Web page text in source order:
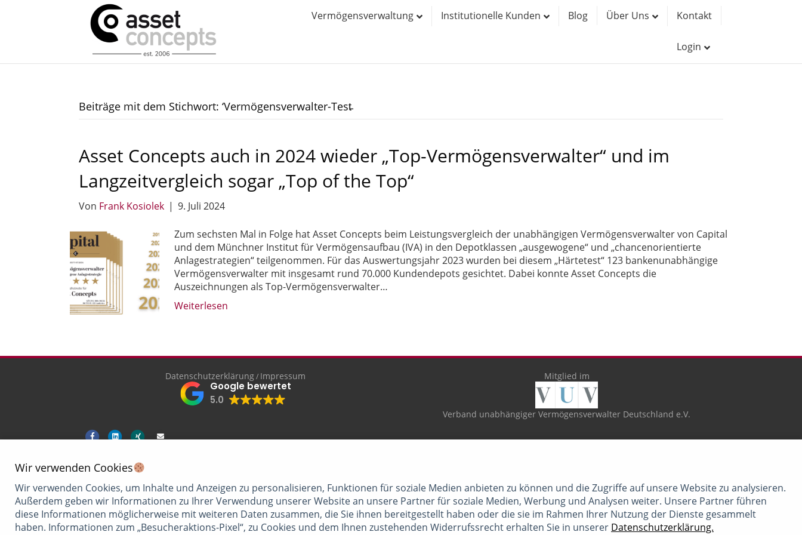
Vermögensverwaltung Institutionelle Kunden Blog Über Uns Kontakt
Login
Beiträge mit dem Stichwort: ‘Vermögensverwalter-Test̵
Asset Concepts auch in 2024 wieder „Top-Vermögensverwalter“ und im
Langzeitvergleich sogar „Top of the Top“
Von Frank Kosiolek | 9. Juli 2024
Zum sechsten Mal in Folge hat Asset Concepts beim Leistungsvergleich der unabhängigen Vermögensverwalter von Capital
und dem Münchner Institut für Vermögensaufbau (IVA) in den Depotklassen „ausgewogene“ und „chancenorientierte
Anlagestrategien“ teilgenommen. Für das Auswertungsjahr 2023 wurden bei diesem „Härtetest“ 123 bankenunabhängige
Vermögensverwalter mit insgesamt rund 70.000 Kundendepots gesichtet. Dabei konnte Asset Concepts die
Auszeichnungen als Top-Vermögensverwalter…
Weiterlesen
Datenschutzerklärung/ Impressum
Google bewertet
5.0
FacebookLinkedinXing Email
Mitglied im
Verband unabhängiger Vermögensverwalter Deutschland e.V.
Wir verwenden Cookies
Wir verwenden Cookies, um Inhalte und Anzeigen zu personalisieren, Funktionen für soziale Medien anbieten zu können und die Zugriffe auf unsere Website zu analysieren.
Außerdem geben wir Informationen zu Ihrer Verwendung unserer Website an unsere Partner für soziale Medien, Werbung und Analysen weiter. Unsere Partner führen
diese Informationen möglicherweise mit weiteren Daten zusammen, die Sie ihnen bereitgestellt haben oder die sie im Rahmen Ihrer Nutzung der Dienste gesammelt
haben. Informationen zum „Besucheraktions-Pixel“, zu Cookies und dem Ihnen zustehenden Widerrufssrecht erhalten Sie in unserer Datenschutzerklärung.